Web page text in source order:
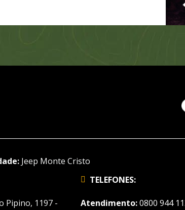
Jeep Monte Cristo
Pipino, 1197 -
TELEFONES:
Atendimento:0800 944